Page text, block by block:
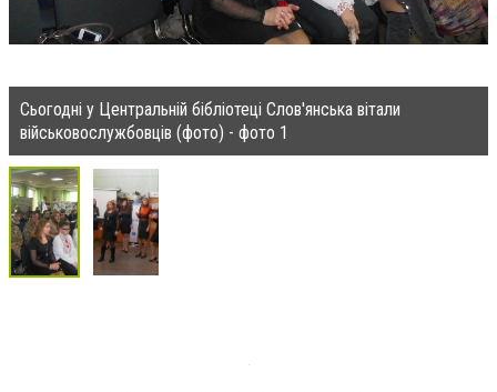
Сьогодні у Центральній бібліотеці Слов'янська вітали
військовослужбовців (фото) - фото 1